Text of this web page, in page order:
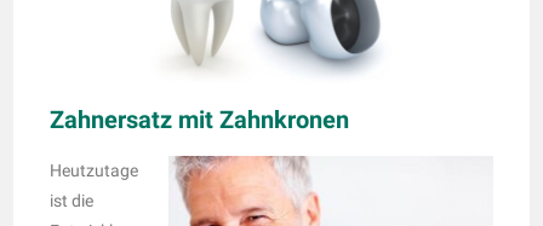
Zahnersatz mit Zahnkronen
Heutzutage
ist die